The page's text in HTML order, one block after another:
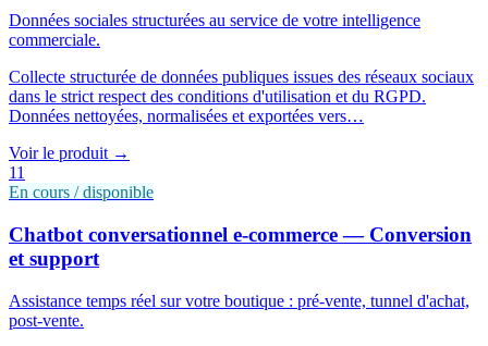
Données sociales structurées au service de votre intelligence
commerciale.
Collecte structurée de données publiques issues des réseaux sociaux
dans le strict respect des conditions d'utilisation et du RGPD.
Données nettoyées, normalisées et exportées vers…
Voir le produit →
11
En cours / disponible
Chatbot conversationnel e-commerce — Conversion
et support
Assistance temps réel sur votre boutique : pré-vente, tunnel d'achat,
post-vente.